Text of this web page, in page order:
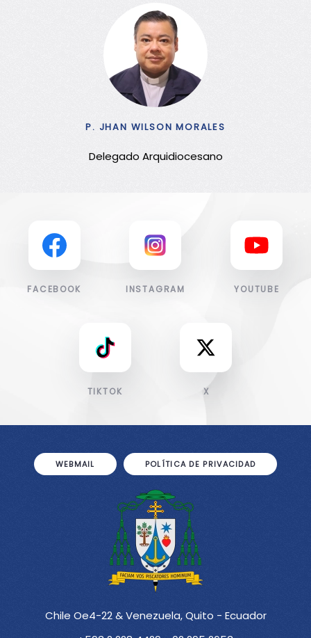
P. JHAN WILSON MORALES
Delegado Arquidiocesano
FACEBOOK INSTAGRAM YOUTUBE
TIKTOK X
WEBMAIL POLÍTICA DE PRIVACIDAD
Chile Oe4-22 & Venezuela, Quito - Ecuador